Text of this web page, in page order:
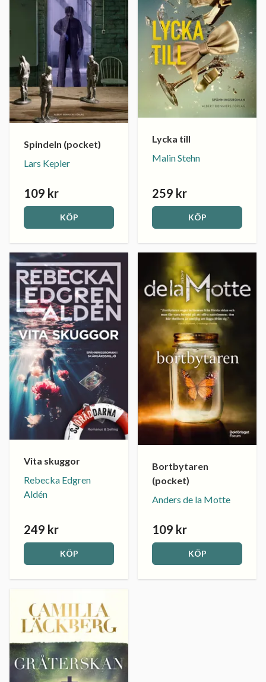
Spindeln (pocket)
Lars Kepler
109 kr
KÖP
Lycka till
Malin Stehn
259 kr
KÖP
Vita skuggor
Rebecka Edgren
Aldén
249 kr
KÖP
Bortbytaren
(pocket)
Anders de la Motte
109 kr
KÖP